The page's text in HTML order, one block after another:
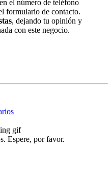
el número de teléfono
formulario de contacto.
, dejando tu opinión y
con este negocio.
Espere, por favor.